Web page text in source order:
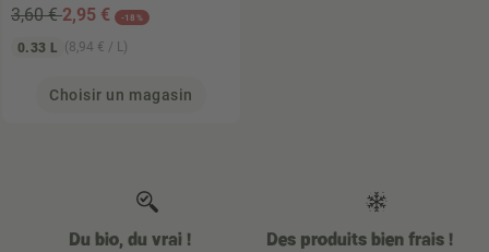
3,60 €2,95 € -18%
0.33 L (8,94 € / L)
Choisir un magasin
Du bio, du vrai ! Des produits bien frais !